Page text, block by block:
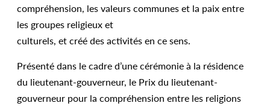
compréhension, les valeurs communes et la paix entre
les groupes religieux et
culturels, et créé des activités en ce sens.
Présenté dans le cadre d’une cérémonie à la résidence
du lieutenant-gouverneur, le Prix du lieutenant-
gouverneur pour la compréhension entre les religions